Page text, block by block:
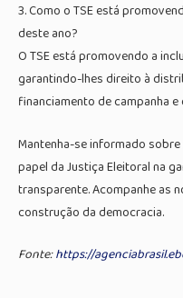
3. Como o TSE está
deste ano?
O TSE está promovendo a
garantindo-lhes direito à
financiamento de campanha
Mantenha-se informado
papel da Justiça Eleitoral na
transparente. Acompanhe as
construção da democracia.
Fonte:https://